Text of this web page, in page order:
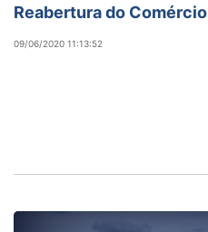
Reabertura do Comércio
09/06/2020 11:13:52